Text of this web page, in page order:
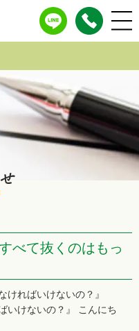
べて抜くのはもっ
ければいけないの？』
いけないの？』 こんにち